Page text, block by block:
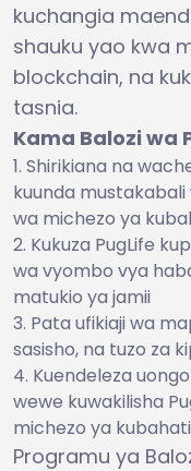
kuchangia
shauku yao kwa
blockchain, na
tasnia.
Kama Balozi wa
Shirikiana na
kuunda
wa michezo ya
Kukuza PugLife
wa vyombo vya
matukio ya jamii
Pata ufikiaji wa
sasisho, na tuzo za
Kuendeleza
wewe kuwakilisha
michezo ya
Programu ya